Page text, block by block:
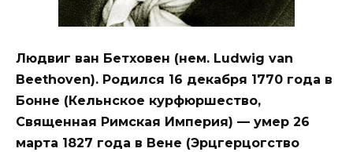
Людвиг ван Бетховен (нем. Ludwig van
Beethoven). Родился 16 декабря 1770 года в
Бонне (Кельнское курфюршество,
Священная Римская Империя) — умер 26
марта 1827 года в Вене (Эрцгерцогство